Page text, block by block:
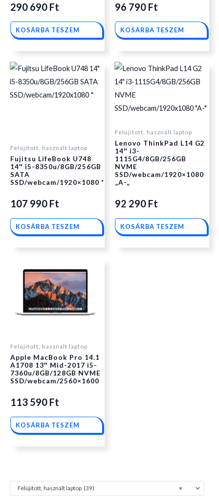
×
Felújított, használt laptop (39)
290 690 Ft
KOSÁRBA TESZEM
96 790 Ft
KOSÁRBA TESZEM
Felújított, használt laptop
Fujitsu LifeBook U748
14″ i5-8350u/8GB/256GB
SATA
SSD/webcam/1920×1080 *
107 990 Ft
KOSÁRBA TESZEM
Felújított, használt laptop
Lenovo ThinkPad L14 G2
14″ i3-
1115G4/8GB/256GB
NVME
SSD/webcam/1920×1080
„A-„
92 290 Ft
KOSÁRBA TESZEM
Felújított, használt laptop
Apple MacBook Pro 14.1
A1708 13″ Mid-2017 i5-
7360u/8GB/128GB NVME
SSD/webcam/2560×1600
113 590 Ft
KOSÁRBA TESZEM